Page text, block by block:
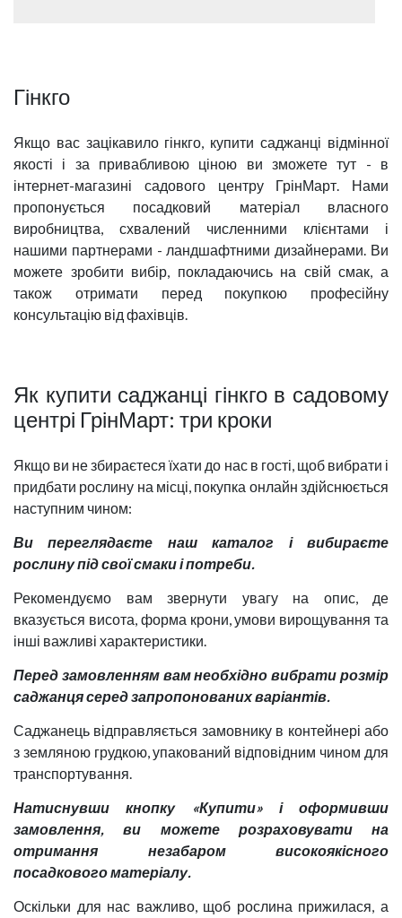
Гінкго
Якщо вас зацікавило гінкго, купити саджанці відмінної
якості і за привабливою ціною ви зможете тут - в
інтернет-магазині садового центру ГрінМарт. Нами
пропонується посадковий матеріал власного
виробництва, схвалений численними клієнтами і
нашими партнерами - ландшафтними дизайнерами. Ви
можете зробити вибір, покладаючись на свій смак, а
також отримати перед покупкою професійну
консультацію від фахівців.
Як купити саджанці гінкго в садовому
центрі ГрінМарт: три кроки
Якщо ви не збираєтеся їхати до нас в гості, щоб вибрати і
придбати рослину на місці, покупка онлайн здійснюється
наступним чином:
Ви переглядаєте наш каталог і вибираєте
рослину під свої смаки і потреби.
Рекомендуємо вам звернути увагу на опис, де
вказується висота, форма крони, умови вирощування та
інші важливі характеристики.
Перед замовленням вам необхідно вибрати розмір
саджанця серед запропонованих варіантів.
Саджанець відправляється замовнику в контейнері або
з земляною грудкою, упакований відповідним чином для
транспортування.
Натиснувши кнопку «Купити» і оформивши
замовлення, ви можете розраховувати на
отримання незабаром високоякісного
посадкового матеріалу.
Оскільки для нас важливо, щоб рослина прижилася, а